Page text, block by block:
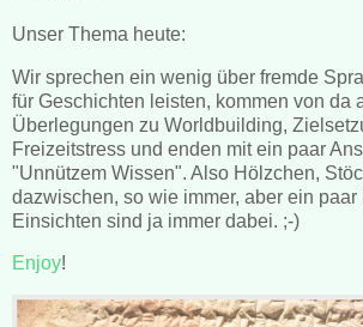
Unser Thema heute:
Wir sprechen ein wenig über fremde
für Geschichten leisten, kommen von da
Überlegungen zu Worldbuilding,
Freizeitstress und enden mit ein paar
"Unnützem Wissen". Also Hölzchen,
dazwischen, so wie immer, aber ein paar
Einsichten sind ja immer dabei. ;-)
Enjoy!